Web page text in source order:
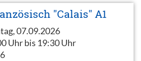
"Calais" A1
07.09.2026
Uhr bis 19:30 Uhr
6